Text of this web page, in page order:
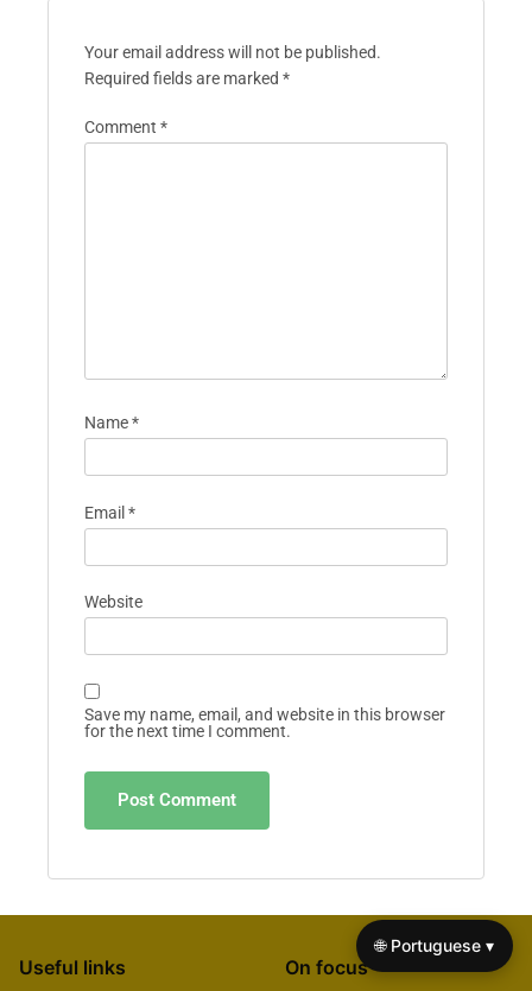
Your email address will not be published.
Required fields are marked *
Comment *
Name*
Email *
Website
Save my name, email, and website in this browser
for the next time I comment.
Useful links On focus
🌐 Portuguese ▾